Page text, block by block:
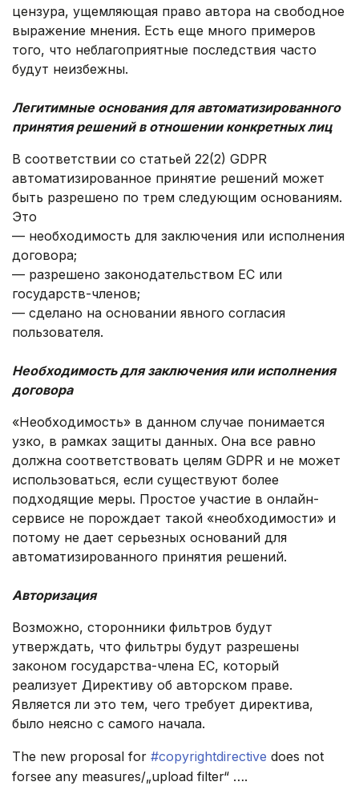
цензура, ущемляющая право автора на свободное
выражение мнения. Есть еще много примеров
того, что неблагоприятные последствия часто
будут неизбежны.
Легитимные основания для автоматизированного
принятия решений в отношении конкретных лиц
В соответствии со статьей 22(2) GDPR
автоматизированное принятие решений может
быть разрешено по трем следующим основаниям.
Это
— необходимость для заключения или исполнения
договора;
— разрешено законодательством ЕС или
государств-членов;
— сделано на основании явного согласия
пользователя.
Необходимость для заключения или исполнения
договора
«Необходимость» в данном случае понимается
узко, в рамках защиты данных. Она все равно
должна соответствовать целям GDPR и не может
использоваться, если существуют более
подходящие меры. Простое участие в онлайн-
сервисе не порождает такой «необходимости» и
потому не дает серьезных оснований для
автоматизированного принятия решений.
Авторизация
Возможно, сторонники фильтров будут
утверждать, что фильтры будут разрешены
законом государства-члена ЕС, который
реализует Директиву об авторском праве.
Является ли это тем, чего требует директива,
было неясно с самого начала.
The new proposal for #copyrightdirective does not
forsee any measures/„upload filter“ ….